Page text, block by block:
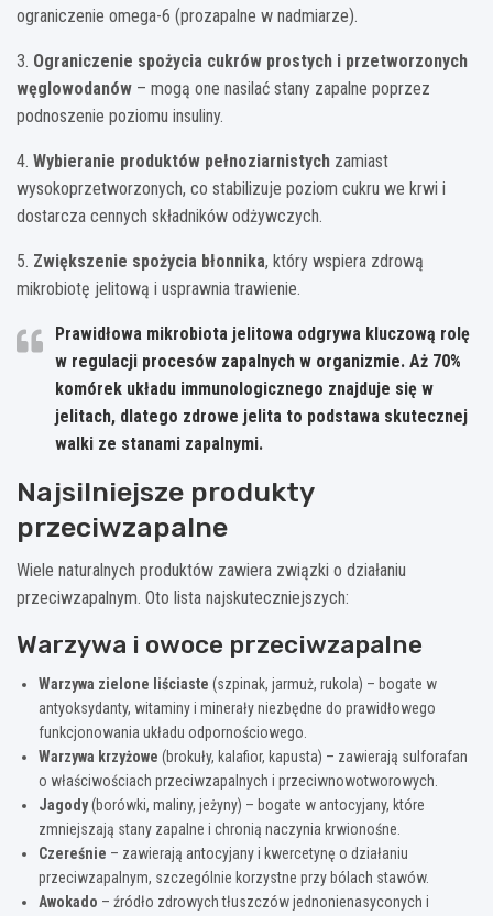
ograniczenie omega-6 (prozapalne w nadmiarze).
3. Ograniczenie spożycia cukrów prostych i przetworzonych
węglowodanów – mogą one nasilać stany zapalne poprzez
podnoszenie poziomu insuliny.
4. Wybieranie produktów pełnoziarnistych zamiast
wysokoprzetworzonych, co stabilizuje poziom cukru we krwi i
dostarcza cennych składników odżywczych.
5. Zwiększenie spożycia błonnika, który wspiera zdrową
mikrobiotę jelitową i usprawnia trawienie.
Prawidłowa mikrobiota jelitowa odgrywa kluczową rolę
w regulacji procesów zapalnych w organizmie. Aż 70%
komórek układu immunologicznego znajduje się w
jelitach, dlatego zdrowe jelita to podstawa skutecznej
walki ze stanami zapalnymi.
Najsilniejsze produkty
przeciwzapalne
Wiele naturalnych produktów zawiera związki o działaniu
przeciwzapalnym. Oto lista najskuteczniejszych:
Warzywa i owoce przeciwzapalne
Warzywa zielone liściaste (szpinak, jarmuż, rukola) – bogate w
antyoksydanty, witaminy i minerały niezbędne do prawidłowego
funkcjonowania układu odpornościowego.
Warzywa krzyżowe (brokuły, kalafior, kapusta) – zawierają sulforafan
o właściwościach przeciwzapalnych i przeciwnowotworowych.
Jagody(borówki, maliny, jeżyny) – bogate w antocyjany, które
zmniejszają stany zapalne i chronią naczynia krwionośne.
Czereśnie – zawierają antocyjany i kwercetynę o działaniu
przeciwzapalnym, szczególnie korzystne przy bólach stawów.
Awokado – źródło zdrowych tłuszczów jednonienasyconych i